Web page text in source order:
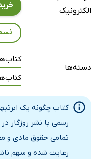
الکترونیک
دسته‌ها
کتاب چگونه یک
رسمی با نشر روزگار
تمامی حقوق مادی و
رعایت شده و سهم